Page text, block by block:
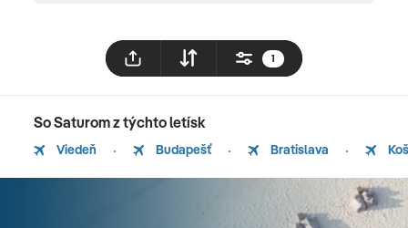
1
So Saturom z týchto letísk
Viedeň Budapešť Bratislava